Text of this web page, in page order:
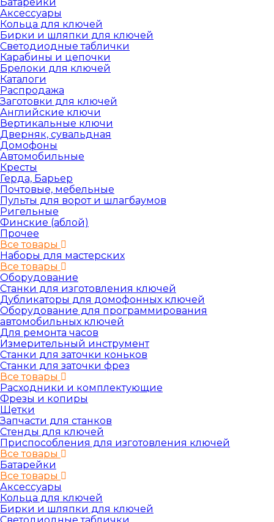
Аксессуары
Кольца для ключей
Бирки и шляпки для ключей
Светодиодные таблички
Карабины и цепочки
Брелоки для ключей
Каталоги
Распродажа
Заготовки для ключей
Английские ключи
Вертикальные ключи
Дверняк, сувальдная
Домофоны
Автомобильные
Кресты
Герда, Барьер
Почтовые, мебельные
Пульты для ворот и шлагбаумов
Ригельные
Финские (аблой)
Прочее
Все товары
Наборы для мастерских
Все товары
Оборудование
Станки для изготовления ключей
Дубликаторы для домофонных ключей
Оборудование для программирования
автомобильных ключей
Для ремонта часов
Измерительный инструмент
Станки для заточки коньков
Станки для заточки фрез
Все товары
Расходники и комплектующие
Фрезы и копиры
Щетки
Запчасти для станков
Стенды для ключей
Приспособления для изготовления ключей
Все товары
Батарейки
Все товары
Аксессуары
Кольца для ключей
Бирки и шляпки для ключей
Светодиодные таблички